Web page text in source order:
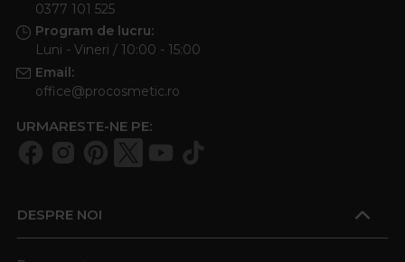
0377 101 525
Program de lucru:
Luni - Vineri / 10:00 - 15:00
Email:
office@procosmetic.ro
URMARESTE-NE PE:
DESPRE NOI